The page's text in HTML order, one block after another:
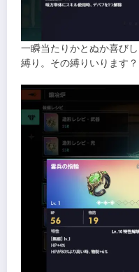
一瞬当たりかとぬか喜び
縛り。その縛りいります？